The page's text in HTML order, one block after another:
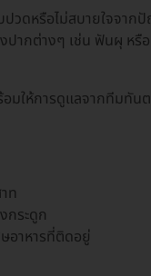
วดหรือไม่สบายใจจาก
ากต่างๆ เช่น ฟันผุ หรื
มให้การดูแลจากทีมทั
ท
กระดูก
อาหารที่ติดอยู่